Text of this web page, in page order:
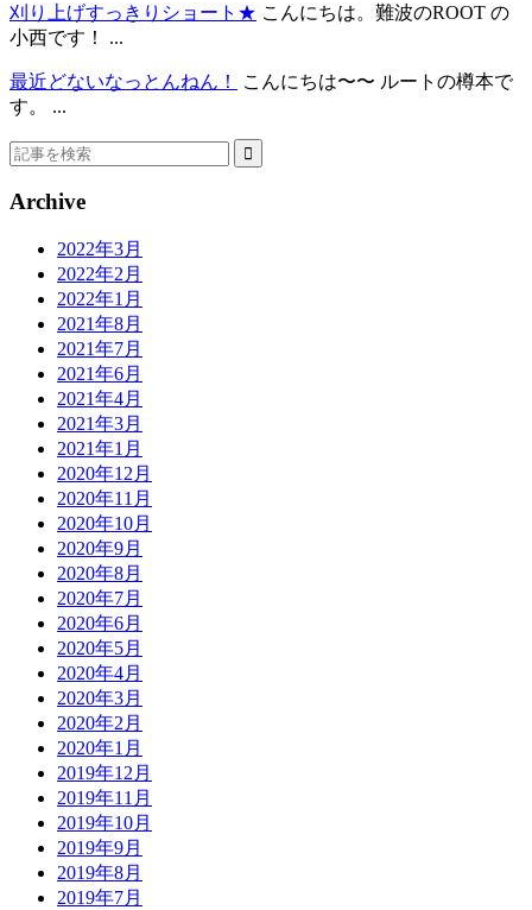
刈り上げすっきりショート★ こんにちは。難波のROOT の
小西です！ ...
最近どないなっとんねん！
こんにちは〜〜 ルートの樽本で
す。 ...
Archive
2022年3月
2022年2月
2022年1月
2021年8月
2021年7月
2021年6月
2021年4月
2021年3月
2021年1月
2020年12月
2020年11月
2020年10月
2020年9月
2020年8月
2020年7月
2020年6月
2020年5月
2020年4月
2020年3月
2020年2月
2020年1月
2019年12月
2019年11月
2019年10月
2019年9月
2019年8月
2019年7月